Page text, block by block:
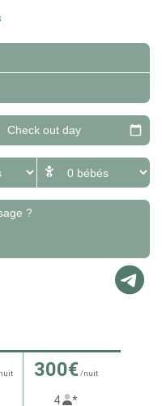
300€/nuit
4 *